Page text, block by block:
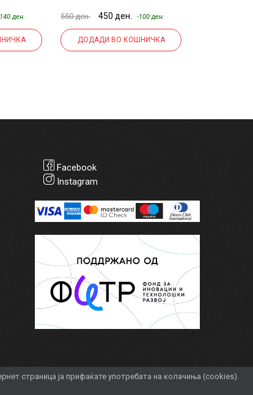
ден. 550 ден. 450 ден. -100 ден.
ДОДАДИ ВО КОШНИЧКА
страница ја прифаќате употребата на колачиња (cookies).
Facebook
Instagram